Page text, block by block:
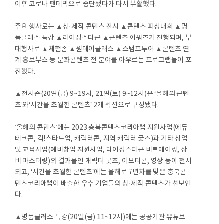
이후 코로나 팬데믹으로 중단됐다가 다시 부활했다.
주요 행사로는 ▲창·제작 콘텐츠 전시 ▲콘텐츠 피칭대회 ▲명
품클래스 특강 ▲라이징스타콘 ▲콘텐츠 어워즈가 진행되며, 부
대행사로 ▲체험존 ▲원데이클래스 ▲스탬프투어 ▲콘텐츠 연
계 홍보부스 등 문화콘텐츠 전 분야를 아우르는 프로그램들이 포
진했다.
▲전시존(20일(금) 9~19시, 21일(토) 9~12시)은 ‘올해의 콘텐
츠’와‘시간을 초월한 콘텐츠’ 2개 섹션으로 구성됐다.
‘올해의 콘텐츠’에는 2023 충북콘텐츠코리아랩 지원사업(에듀
테크콘, 킥!스타트업, 캐릭터콘, 지역 캐릭터 굿즈)과 기타 창업
및 교육사업(예비창업 지원사업, 라이징스타콘 비트메이킹, 장
비 마스터링)의 결과물인 캐릭터 굿즈, 이모티콘, 영상 등이 전시
되고, ‘시간을 초월한 콘텐츠’에는 올해로 7년차를 맞은 충북콘
텐츠코리아랩이 배출한 우수 기업들의 창·제작 콘텐츠가 선보인
다.
▲명품클래스 특강(20일(금) 11~12시)에는 공공기관 유튜브